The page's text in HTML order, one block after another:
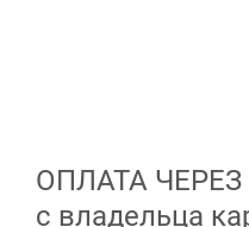
ОПЛАТА ЧЕРЕЗ
с владельца